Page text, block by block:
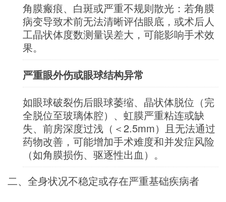
角膜瘢痕、白斑或严重不规则散光：若角膜
病变导致术前无法清晰评估眼底，或术后人
工晶状体度数测量误差大，可能影响手术效
果。
严重眼外伤或眼球结构异常
如眼球破裂伤后眼球萎缩、晶状体脱位（完
全脱位至玻璃体腔）、虹膜严重粘连或缺
失、前房深度过浅（＜2.5mm）且无法通过
药物改善，可能增加手术难度和并发症风险
（如角膜损伤、驱逐性出血）。
二、全身状况不稳定或存在严重基础疾病者